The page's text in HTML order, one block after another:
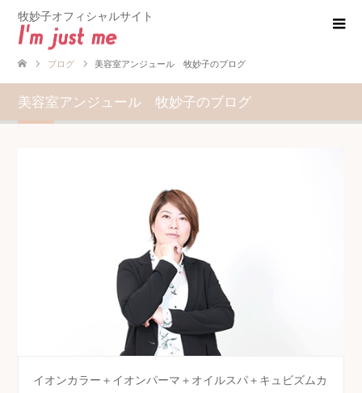
牧妙子オフィシャルサイト
ブログ 美容室アンジュール 牧妙子のブログ
美容室アンジュール 牧妙子のブログ
イオンカラー＋イオンパーマ＋オイルスパ＋キュビズムカ